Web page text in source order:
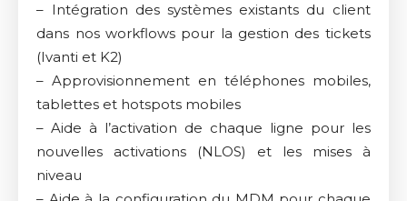
– Intégration des systèmes existants du client
dans nos workflows pour la gestion des tickets
(Ivanti et K2)
– Approvisionnement en téléphones mobiles,
tablettes et hotspots mobiles
– Aide à l’activation de chaque ligne pour les
nouvelles activations (NLOS) et les mises à
niveau